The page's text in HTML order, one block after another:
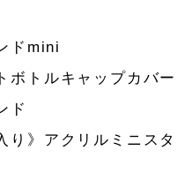
ドmini
ボトルキャップカバー
ド
り》アクリルミニスタ